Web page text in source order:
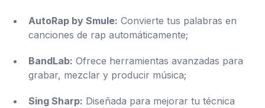
AutoRap by Smule: Convierte tus palabras en
canciones de rap automáticamente;
BandLab: Ofrece herramientas avanzadas para
grabar, mezclar y producir música;
Sing Sharp: Diseñada para mejorar tu técnica